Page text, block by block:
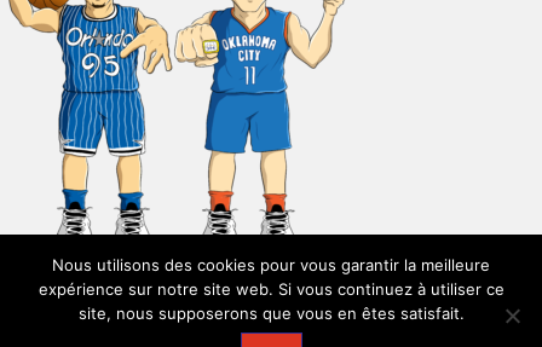
© 2026 Clutch Time
Nous utilisons des cookies pour vous garantir la meilleure
expérience sur notre site web. Si vous continuez à utiliser ce
site, nous supposerons que vous en êtes satisfait.